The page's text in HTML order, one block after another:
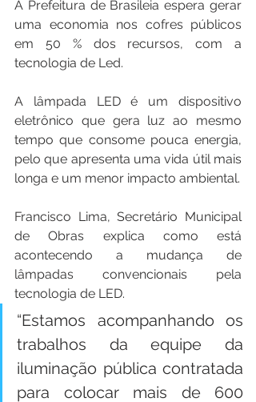
A Prefeitura de Brasileia espera gerar
uma economia nos cofres públicos
em 50 % dos recursos, com a
tecnologia de Led.
A lâmpada LED é um dispositivo
eletrônico que gera luz ao mesmo
tempo que consome pouca energia,
pelo que apresenta uma vida útil mais
longa e um menor impacto ambiental.
Francisco Lima, Secretário Municipal
de Obras explica como está
acontecendo a mudança de
lâmpadas convencionais pela
tecnologia de LED.
“Estamos acompanhando os
trabalhos da equipe da
iluminação pública contratada
para colocar mais de 600